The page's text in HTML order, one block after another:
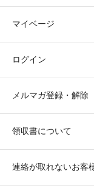
マイベージ
ログイン
メルマガ登録・解除
領収書について
連絡が取れないお客